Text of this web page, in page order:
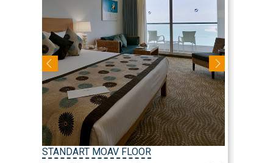
STANDART MOAV FLOOR